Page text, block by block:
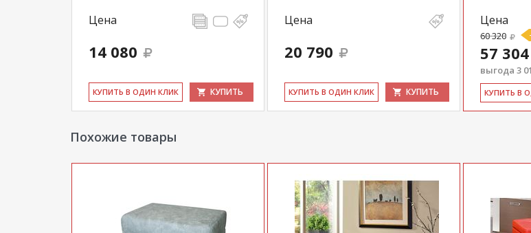
Цена
14 080
КУ­ПИТЬ В ОДИН КЛИК КУПИТЬ
Цена
20 790
КУ­ПИТЬ В ОДИН КЛИК КУПИТЬ
Цена
60 320
57 304
выгода 3
КУ­ПИТЬ В
Похожие товары